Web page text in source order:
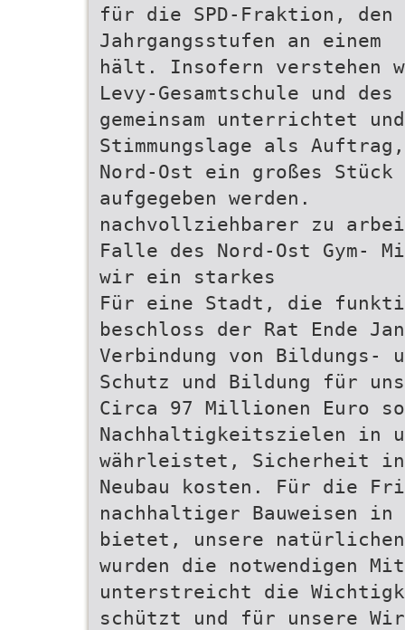
für die SPD-Fraktion,
Jahrgangsstufen an einem
hält. Insofern verstehen
Levy-Gesamtschule und des
gemeinsam unterrichtet
Stimmungslage als
Nord-Ost ein großes
aufgegeben werden.
nachvollziehbarer zu
Falle des Nord-Ost Gym-
wir ein starkes
Für eine Stadt, die
beschloss der Rat Ende
Verbindung von Bildungs-
Schutz und Bildung für
Circa 97 Millionen Euro
Nachhaltigkeitszielen in
währleistet, Sicherheit in
Neubau kosten. Für die
nachhaltiger Bauweisen in
bietet, unsere natürlichen
wurden die notwendigen
unterstreicht die
schützt und für unsere